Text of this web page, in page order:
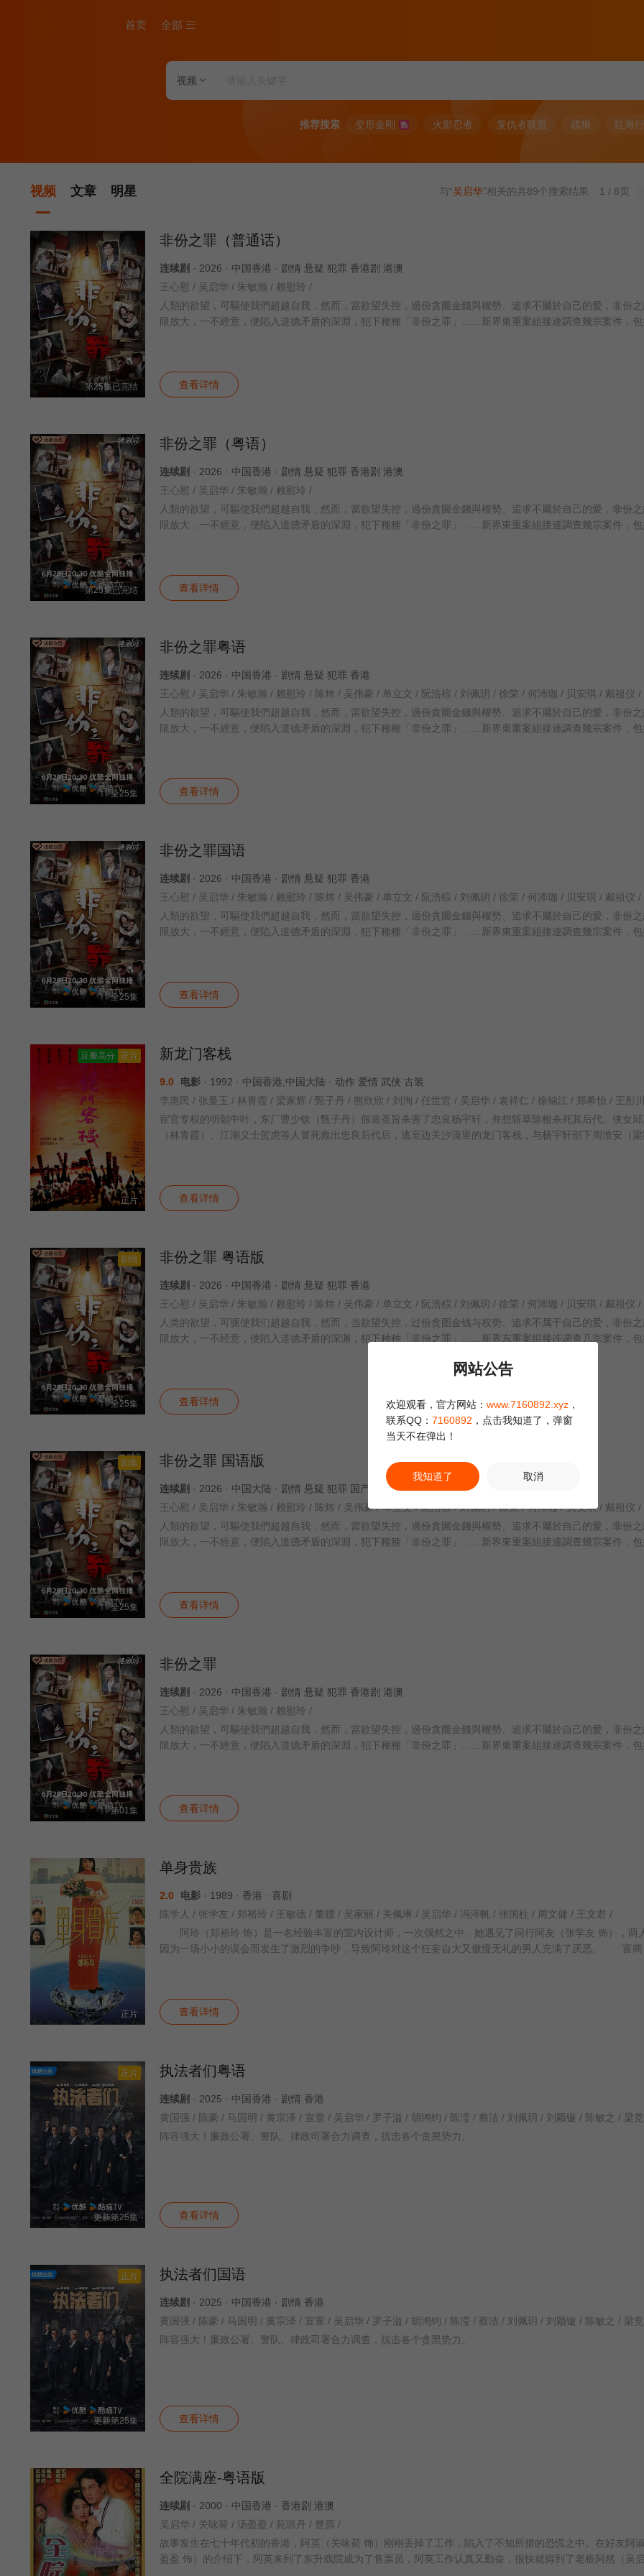
首页 全部
视频
推荐搜索 变形金刚 热 火影忍者 复仇者联盟 战狼 红海
视频 文章 明星 1 / 8页
与“吴启华”相关的共89个搜索结果
第25集已完结
非份之罪（普通话）
连续剧 · 2026 · 中国香港 · 剧情 悬疑 犯罪 香港剧 港澳
王心慰 / 吴启华 / 朱敏瀚 / 赖慰玲 /
人類的欲望，可驅使我們超越自我，然而，當欲望失控，過份貪圖金錢與權勢、追求不屬於自己的愛，非份
限放大，一不經意，便陷入道德矛盾的深淵，犯下種種「非份之罪」……新界東重案組接連調查幾宗案件，包
查看详情
第25集已完结
非份之罪（粤语）
连续剧 · 2026 · 中国香港 · 剧情 悬疑 犯罪 香港剧 港澳
王心慰 / 吴启华 / 朱敏瀚 / 赖慰玲 /
人類的欲望，可驅使我們超越自我，然而，當欲望失控，過份貪圖金錢與權勢、追求不屬於自己的愛，非份
限放大，一不經意，便陷入道德矛盾的深淵，犯下種種「非份之罪」……新界東重案組接連調查幾宗案件，包
查看详情
全25集
非份之罪粤语
连续剧 · 2026 · 中国香港 · 剧情 悬疑 犯罪 香港
人類的欲望，可驅使我們超越自我，然而，當欲望失控，過份貪圖金錢與權勢、追求不屬於自己的愛，非份
限放大，一不經意，便陷入道德矛盾的深淵，犯下種種「非份之罪」……新界東重案組接連調查幾宗案件，包
查看详情
全25集
非份之罪国语
连续剧 · 2026 · 中国香港 · 剧情 悬疑 犯罪 香港
人類的欲望，可驅使我們超越自我，然而，當欲望失控，過份貪圖金錢與權勢、追求不屬於自己的愛，非份
限放大，一不經意，便陷入道德矛盾的深淵，犯下種種「非份之罪」……新界東重案組接連調查幾宗案件，包
查看详情
豆瓣高分 正片
正片
新龙门客栈
9.0 电影 · 1992 · 中国香港,中国大陆 · 动作 爱情 武侠 古装
宦官专权的明朝中叶，东厂曹少钦（甄子丹）假造圣旨杀害了忠良杨宇轩，并想斩草除根杀死其后代。侠女邱
（林青霞）、江湖义士贺虎等人冒死救出忠良后代后，逃至边关沙漠里的龙门客栈，与杨宇轩部下周淮安（
查看详情
剧情
全25集
非份之罪 粤语版
连续剧 · 2026 · 中国香港 · 剧情 悬疑 犯罪 香港
人类的欲望，可驱使我们超越自我，然而，当欲望失控，过份贪图金钱与权势、追求不属于自己的爱，非份
限放大，一不经意，便陷入道德矛盾的深渊，犯下种种「非份之罪」……新界东重案组接连调查几宗案件，包
查看详情
剧集
全25集
非份之罪 国语版
连续剧 · 2026 · 中国大陆 · 剧情 悬疑 犯罪 国产
人類的欲望，可驅使我們超越自我，然而，當欲望失控，過份貪圖金錢與權勢、追求不屬於自己的愛，非份
限放大，一不經意，便陷入道德矛盾的深淵，犯下種種「非份之罪」……新界東重案組接連調查幾宗案件，包
查看详情
第01集
非份之罪
连续剧 · 2026 · 中国香港 · 剧情 悬疑 犯罪 香港剧 港澳
王心慰 / 吴启华 / 朱敏瀚 / 赖慰玲 /
人類的欲望，可驅使我們超越自我，然而，當欲望失控，過份貪圖金錢與權勢、追求不屬於自己的愛，非份
限放大，一不經意，便陷入道德矛盾的深淵，犯下種種「非份之罪」……新界東重案組接連調查幾宗案件，包
查看详情
正片
单身贵族
2.0 电影 · 1989 · 香港 · 喜剧
陈学人 / 张学友 / 郑裕玲 / 王敏德 / 董骠 / 吴家丽 / 关佩琳 / 吴启华 / 冯淬帆 / 张国柱 / 周文健 / 王文君 /
阿玲（郑裕玲 饰）是一名经验丰富的室内设计师，一次偶然之中，她遇见了同行阿友（张学友 饰），两
因为一场小小的误会而发生了激烈的争吵，导致阿玲对这个狂妄自大又傲慢无礼的男人充满了厌恶。 富商
查看详情
正片
更新第25集
执法者们粤语
连续剧 · 2025 · 中国香港 · 剧情 香港
阵容强大！廉政公署、警队、律政司署合力调查，抗击各个贪黑势力。
查看详情
正片
更新第25集
执法者们国语
连续剧 · 2025 · 中国香港 · 剧情 香港
阵容强大！廉政公署、警队、律政司署合力调查，抗击各个贪黑势力。
查看详情
全院满座-粤语版
连续剧 · 2000 · 中国香港 · 香港剧 港澳
吴启华 / 关咏荷 / 汤盈盈 / 苑琼丹 / 楚原 /
故事发生在七十年代初的香港，阿英（关咏荷 饰）刚刚丢掉了工作，陷入了不知所措的恐慌之中。在好友阿
盈盈 饰）的介绍下，阿英来到了东升戏院成为了售票员，阿英工作认真又勤奋，很快就得到了老板阿然（吴启
网站公告
欢迎观看，官方网站： www.7160892.xyz ，
联系QQ： 7160892 ，点击我知道了，弹窗
当天不在弹出！
我知道了 取消